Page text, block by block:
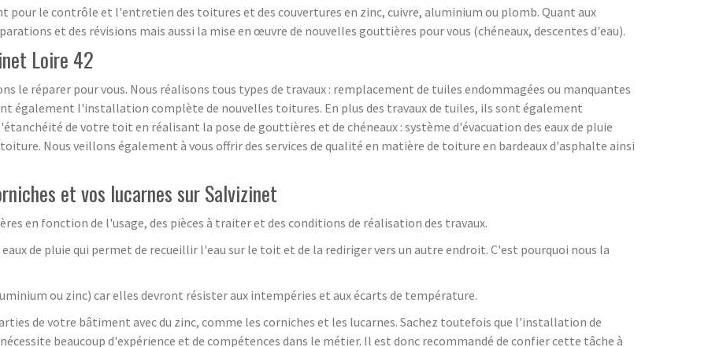
le contrôle et l'entretien des toitures et des couvertures en zinc, cuivre, aluminium ou plomb. Quant aux
et des révisions mais aussi la mise en œuvre de nouvelles gouttières pour vous (chéneaux, descentes d'eau).
Loire 42
le réparer pour vous. Nous réalisons tous types de travaux : remplacement de tuiles endommagées ou manquantes
également l'installation complète de nouvelles toitures. En plus des travaux de tuiles, ils sont également
de votre toit en réalisant la pose de gouttières et de chéneaux : système d'évacuation des eaux de pluie
Nous veillons également à vous offrir des services de qualité en matière de toiture en bardeaux d'asphalte ainsi
et vos lucarnes sur Salvizinet
en fonction de l'usage, des pièces à traiter et des conditions de réalisation des travaux.
de pluie qui permet de recueillir l'eau sur le toit et de la rediriger vers un autre endroit. C'est pourquoi nous la
ou zinc) car elles devront résister aux intempéries et aux écarts de température.
de votre bâtiment avec du zinc, comme les corniches et les lucarnes. Sachez toutefois que l'installation de
beaucoup d'expérience et de compétences dans le métier. Il est donc recommandé de confier cette tâche à